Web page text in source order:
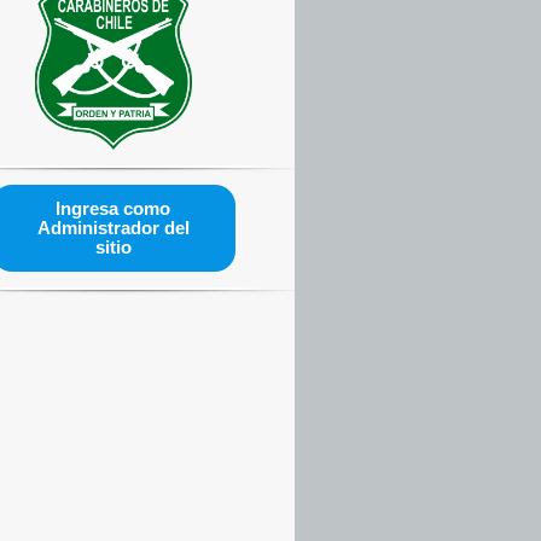
Ingresa como
Administrador del
sitio